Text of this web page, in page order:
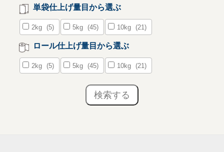
単袋仕上げ量目から選ぶ
2kg (5) 5kg (45) 10kg (21)
ロール仕上げ量目から選ぶ
2kg (5) 5kg (45) 10kg (21)